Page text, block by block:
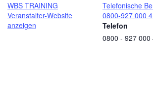
WBS TRAINING
Veranstalter-Website
anzeigen
Telefonische
0800-927 000 4
Telefon
0800 - 927 000